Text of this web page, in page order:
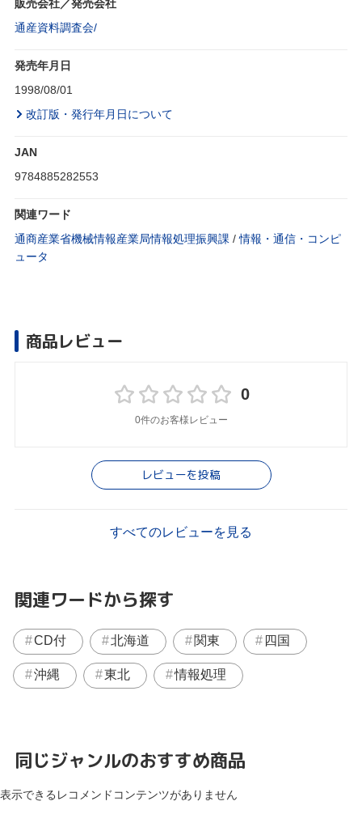
販売会社／発売会社
通産資料調査会/
発売年月日
1998/08/01
改訂版・発行年月日について
JAN
9784885282553
関連ワード
通商産業省機械情報産業局情報処理振興課 /情報・通信・コンピ
ュータ
商品レビュー
0
0件のお客様レビュー
レビューを投稿
すべてのレビューを見る
関連ワードから探す
CD付 北海道 関東 四国
沖縄 東北 情報処理
同じジャンルのおすすめ商品
表示できるレコメンドコンテンツがありません